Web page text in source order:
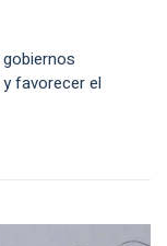
favorecer el